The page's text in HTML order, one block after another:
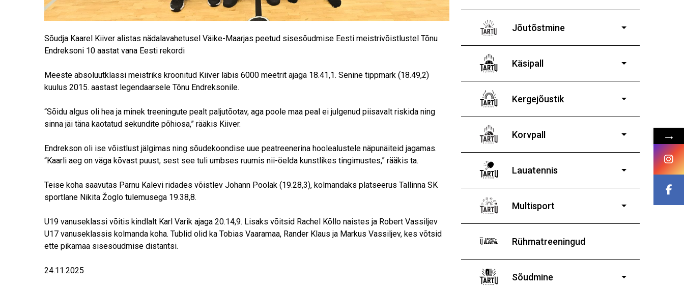
Sõudja Kaarel Kiiver alistas nädalavahetusel Väike-Maarjas peetud sisesõudmise Eesti meistrivõistlustel Tõnu
Endreksoni 10 aastat vana Eesti rekordi
Meeste absoluutklassi meistriks kroonitud Kiiver läbis 6000 meetrit ajaga 18.41,1. Senine tippmark (18.49,2)
kuulus 2015. aastast legendaarsele Tõnu Endreksonile.
“Sõidu algus oli hea ja minek treeningute pealt paljutõotav, aga poole maa peal ei julgenud piisavalt riskida ning
sinna jäi täna kaotatud sekundite põhiosa,” rääkis Kiiver.
Endrekson oli ise võistlust jälgimas ning sõudekoondise uue peatreenerina hoolealustele näpunäiteid jagamas.
“Kaarli aeg on väga kõvast puust, sest see tuli umbses ruumis nii-öelda kunstlikes tingimustes,” rääkis ta.
Teise koha saavutas Pärnu Kalevi ridades võistlev Johann Poolak (19.28,3), kolmandaks platseerus Tallinna SK
sportlane Nikita Žoglo tulemusega 19.38,8.
U19 vanuseklassi võitis kindlalt Karl Varik ajaga 20.14,9. Lisaks võitsid Rachel Kõllo naistes ja Robert Vassiljev
U17 vanuseklassis kolmanda koha. Tublid olid ka Tobias Vaaramaa, Rander Klaus ja Markus Vassiljev, kes võtsid
ette pikamaa sisesöudmise distantsi.
24.11.2025
vanematele poistele ja tüdrukutele
Jõutõstmine
poistele ja tüdrukutele
Käsipall
Kergejõustik
Korvpall
Lauatennis
poistele ja tüdrukutele
Multisport
Rühmatreeningud
Sõudmine
→